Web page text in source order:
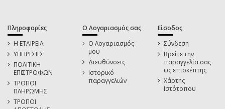
Πληροφορίες
Η ΕΤΑΙΡΕΙΑ
ΥΠΗΡΕΣΙΕΣ
ΠΟΛΙΤΙΚΗ
ΕΠΙΣΤΡΟΦΩΝ
ΤΡΟΠΟΙ
ΠΛΗΡΩΜΗΣ
ΤΡΟΠΟΙ
Ο Λογαριασμός σας
Ο Λογαριασμός
μου
Διευθύνσεις
Ιστορικό
παραγγελιών
Είσοδος
Σύνδεση
Βρείτε την
παραγγελία σας
ως επισκέπτης
Χάρτης
Ιστότοπου